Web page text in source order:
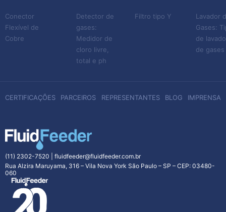
Conector
Flexível de
Cobre
Detector de
gases:
Medidor de
cloro livre,
total e ph
Filtro tipo Y
Lavador
Gases:
de
de gases
CERTIFICAÇÕES PARCEIROS REPRESENTANTES BLOG IMPRENSA
(11) 2302-7520
fluidfeeder@fluidfeeder.com.br
Rua Alzira Maruyama, 316 – Vila Nova York São Paulo – SP – CEP: 03480-
060